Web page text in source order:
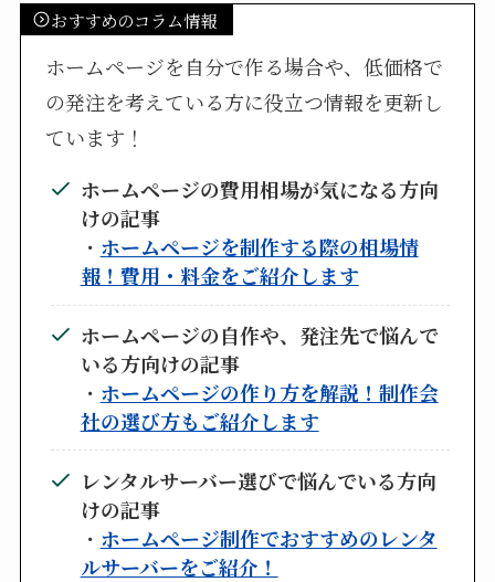
おすすめのコラム情報
ホームページを自分で作る場合や、低価格で
の発注を考えている方に役立つ情報を更新し
ています！
ホームページの費用相場が気になる方向
けの記事
・ ホームページを制作する際の相場情
報！費用・料金をご紹介します
ホームページの自作や、発注先で悩んで
いる方向けの記事
・ ホームページの作り方を解説！制作会
社の選び方もご紹介します
レンタルサーバー選びで悩んでいる方向
けの記事
・ ホームページ制作でおすすめのレンタ
ルサーバーをご紹介！